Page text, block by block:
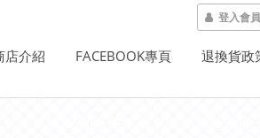
登入會員
店介紹 FACEBOOK專頁 退換貨政